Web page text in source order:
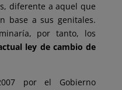
diferente a aquel que
base a sus genitales.
por tanto, los
ley de cambio de
por el Gobierno